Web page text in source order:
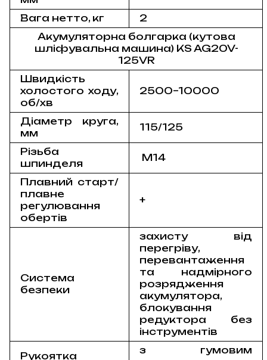
Вага нетто, кг
2
Акумуляторна болгарка (кутова
шліфувальна машина) KS AG20V-
125VR
Швидкість
холостого ходу,
об/хв
2500–10000
Діаметр круга,
мм
115/125
Різьба
шпинделя
M14
Плавний старт/
плавне
регулювання
обертів
+
Система
безпеки
захисту від
перегріву,
перевантаження
та надмірного
розрядження
акумулятора,
блокування
редуктора без
інструментів
Рукоятка
з гумовим